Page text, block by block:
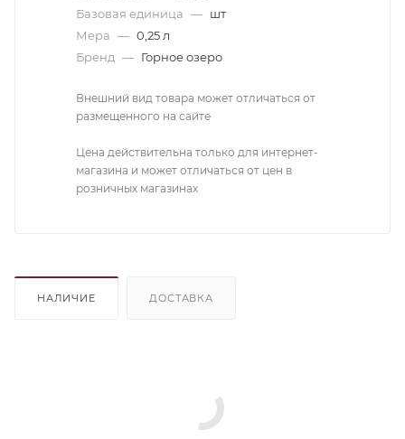
Базовая единица — шт
Мера — 0,25 л
Бренд — Горное озеро
Внешний вид товара может отличаться от
размещенного на сайте
Цена действительна только для интернет-
магазина и может отличаться от цен в
розничных магазинах
НАЛИЧИЕ ДОСТАВКА